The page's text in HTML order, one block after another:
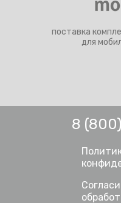
поставка
для
8